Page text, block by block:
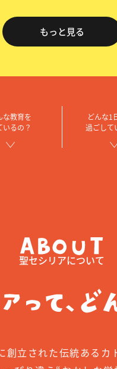
もっと見る
な教育を
いるの？
どんな1
過ごして
聖セシリアについて
立された伝統あるカ